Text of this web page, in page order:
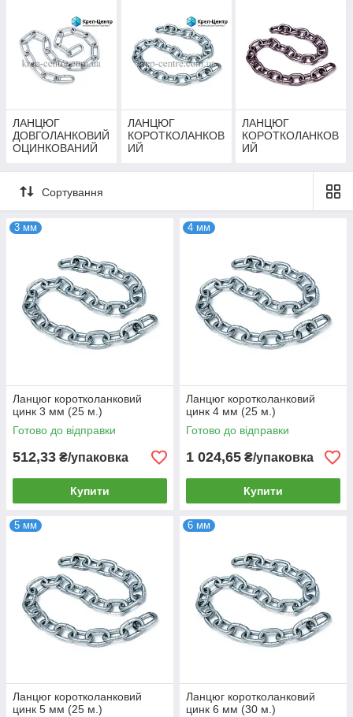
ЛАНЦЮГ
ДОВГОЛАНКОВИЙ
ОЦИНКОВАНИЙ
ЛАНЦЮГ
КОРОТКОЛАНКОВ
ИЙ
ЛАНЦЮГ
КОРОТКОЛАНКОВ
ИЙ
Сортування
3 мм
Ланцюг коротколанковий
цинк 3 мм (25 м.)
Готово до відправки
512,33 ₴/упаковка
Купити
4 мм
Ланцюг коротколанковий
цинк 4 мм (25 м.)
Готово до відправки
1 024,65 ₴/упаковка
Купити
5 мм
Ланцюг коротколанковий
цинк 5 мм (25 м.)
6 мм
Ланцюг коротколанковий
цинк 6 мм (30 м.)